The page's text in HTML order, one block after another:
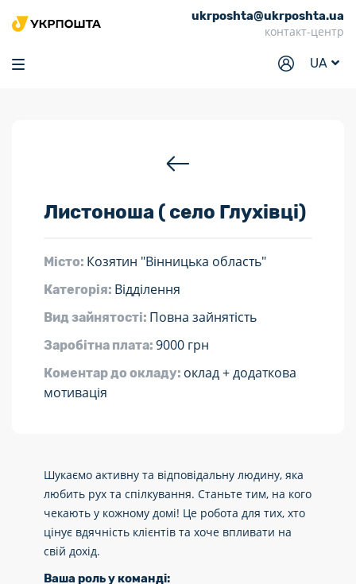
ukrposhta@ukrposhta.ua
контакт-центр
UA
Головна
Маркет
Відділення
Для бізнесу
Листоноша ( село Глухівці)
Місто: Козятин "Вінницька область"
Категорія: Відділення
Вид зайнятості: Повна зайнятість
Заробітна плата: 9000 грн
Коментар до окладу: оклад + додаткова
мотивація
Шукаємо активну та відповідальну людину, яка
любить рух та спілкування. Станьте тим, на кого
чекають у кожному домі! Це робота для тих, хто
цінує вдячність клієнтів та хоче впливати на
свій дохід.
Ваша роль у команді: